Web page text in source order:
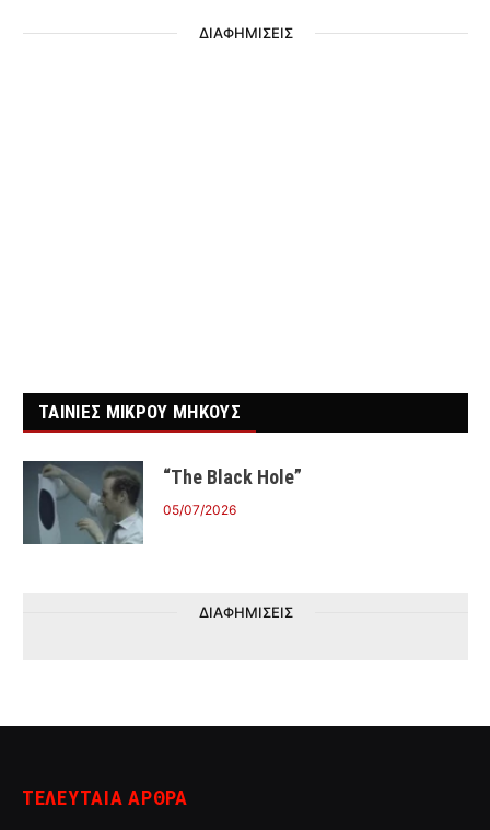
ΔΙΑΦΗΜΙΣΕΙΣ
ΤΑΙΝΙΕΣ ΜΙΚΡΟΥ ΜΗΚΟΥΣ
“The Black Hole”
05/07/2026
ΔΙΑΦΗΜΙΣΕΙΣ
ΤΕΛΕΥΤΑΙΑ ΑΡΘΡΑ